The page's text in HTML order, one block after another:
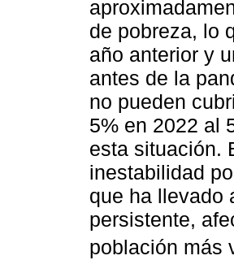
de pobreza, lo
año anterior y
antes de la
no pueden
5% en 2022 al
esta situación.
inestabilidad
que ha llevado
persistente,
población más